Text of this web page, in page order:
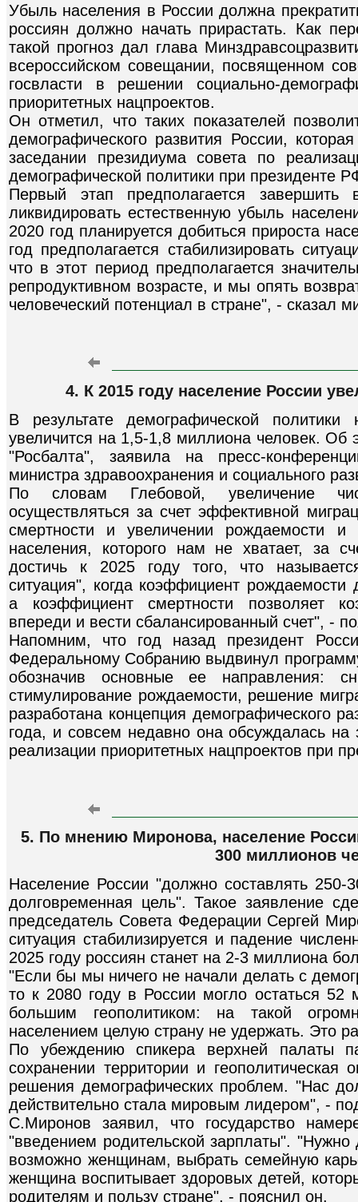
Убыль населения в России должна
россиян должно начать прирастать. Как
такой прогноз дал глава
всероссийском совещании, посвященном
госвласти в решении социально-
приоритетных нацпроектов.
Он отметил, что таких показателей
демографического развития России,
заседании президиума совета по
демографической политики при президенте
Первый этап предполагается
ликвидировать естественную убыль
2020 год планируется добиться прироста
год предполагается стабилизировать
что в этот период предполагается
репродуктивном возрасте, и мы опять
человеческий потенциал в стране", - сказал
4. К 2015 году население России
В результате демографической
увеличится на 1,5-1,8 миллиона человек. Об
"Росбалта", заявила на пресс-
министра здравоохранения и социального
По словам Глебовой, увеличение
осуществляться за счет эффективной
смертности и увеличении рождаемости и
населения, которого нам не хватает, за
достичь к 2025 году того, что
ситуация", когда коэффициент рождаемости
а коэффициент смертности позволяет
впереди и вести сбалансированный счет", -
Напомним, что год назад президент
Федеральному Собранию выдвинул
обозначив основные ее направления:
стимулирование рождаемости, решение
разработана концепция демографического
года, и совсем недавно она обсуждалась
реализации приоритетных нацпроектов при
5. По мнению Миронова, население
300 миллионов
Население России "должно составлять
долговременная цель". Такое заявление
председатель Совета Федерации Сергей
ситуация стабилизируется и падение
2025 году россиян станет на 2-3 миллиона
"Если бы мы ничего не начали делать с
то к 2080 году в России могло остаться
большим геополитиком: на такой
населением целую страну не удержать. Это
По убеждению спикера верхней палаты
сохранении территории и геополитическая
решения демографических проблем. "Нас
действительно стала мировым лидером", -
С.Миронов заявил, что государство
"введением родительской зарплаты".
возможно женщинам, выбрать семейную
женщина воспитывает здоровых детей,
родителям и пользу стране", - пояснил он.